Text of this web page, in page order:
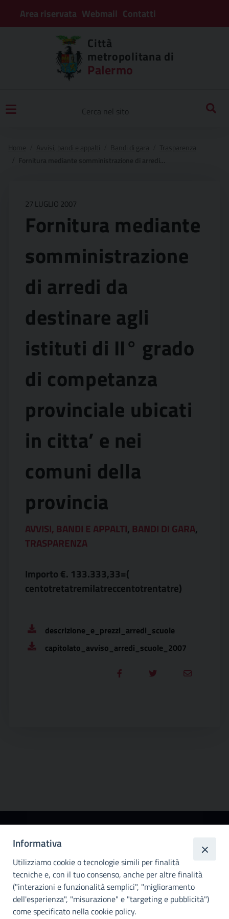
Area riservata Webmail Contatti
Città
metropolitana di
Palermo
27 LUGLIO 2007
Fornitura mediante
somministrazione
di arredi da
destinare agli
istituti di II° grado
di competanza
provinciale ubicati
in citta’ e nei
comuni della
provincia
AVVISI, BANDI E APPALTI, BANDI DI GARA,
TRASPARENZA
Importo €. 133.333,33=(
centotretatremilatreccentotrentatre)
descrizione_e_prezzi_arredi_scuole
capitolato_avviso_arredi_scuole_2007
metropolitana di
Palermo
Info e contatti
Città Metropoliitana di Palermo
Via Maqueda, 100 - 90134 - Palermo
Informativa
Utilizziamo cookie o tecnologie simili per finalità
tecniche e, con il tuo consenso, anche per altre finalità
("interazioni e funzionalità semplici", "miglioramento
dell'esperienza", "misurazione" e "targeting e pubblicità")
come specificato nella cookie policy.